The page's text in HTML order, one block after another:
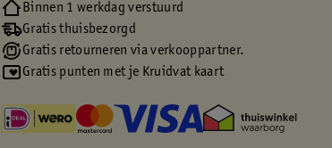
Binnen 1 werkdag verstuurd
Gratis thuisbezorgd
Gratis retourneren via verkooppartner.
Gratis punten met je Kruidvat kaart